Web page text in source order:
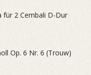
für 2 Cembali D-Dur
Op. 6 Nr. 6 (Trouw)